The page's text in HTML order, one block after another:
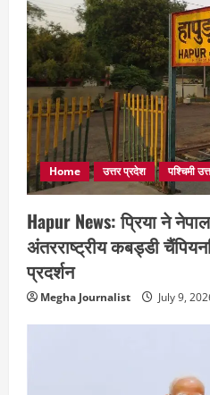
Home उत्तर प्रदेश पश्चिमी
Hapur News: प्रिया ने
अंतरराष्ट्रीय कबड्डी
प्रदर्शन
Megha Journalist July 9,